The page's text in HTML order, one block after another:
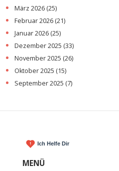
März 2026 (25)
Februar 2026 (21)
Januar 2026 (25)
Dezember 2025 (33)
November 2025 (26)
Oktober 2025 (15)
September 2025 (7)
MENÜ